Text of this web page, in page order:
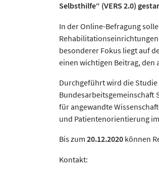
Selbsthilfe“ (VERS 2.0)
In der Online-Befragung
besonderer Fokus liegt auf
einen wichtigen Beitrag, den
Durchgeführt wird die
Bundesarbeitsgemeinschaft
für angewandte
und Patientenorientierung
Bis zum 20.12.2020 können
Kontakt: